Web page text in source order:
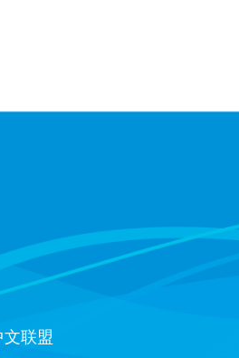
联盟